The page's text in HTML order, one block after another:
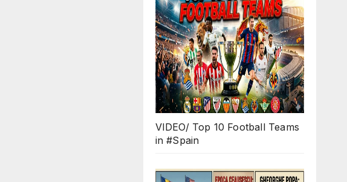
VIDEO/ Top 10 Football Teams
in #Spain